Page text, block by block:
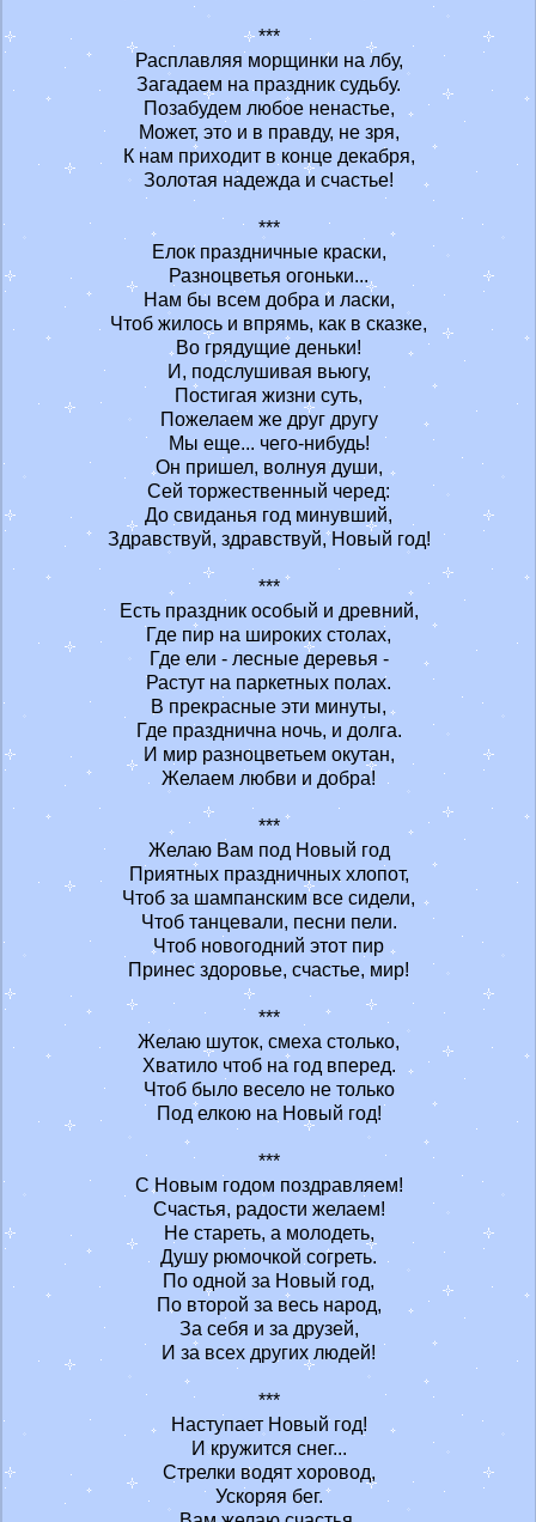
***
Расплавляя морщинки на лбу,
Загадаем на праздник судьбу.
Позабудем любое ненастье,
Может, это и в правду, не зря,
К нам приходит в конце декабря,
Золотая надежда и счастье!
***
Елок праздничные краски,
Разноцветья огоньки...
Нам бы всем добра и ласки,
Чтоб жилось и впрямь, как в сказке,
Во грядущие деньки!
И, подслушивая вьюгу,
Постигая жизни суть,
Пожелаем же друг другу
Мы еще... чего-нибудь!
Он пришел, волнуя души,
Сей торжественный черед:
До свиданья год минувший,
Здравствуй, здравствуй, Новый год!
***
Есть праздник особый и древний,
Где пир на широких столах,
Где ели - лесные деревья -
Растут на паркетных полах.
В прекрасные эти минуты,
Где празднична ночь, и долга.
И мир разноцветьем окутан,
Желаем любви и добра!
***
Желаю Вам под Новый год
Приятных праздничных хлопот,
Чтоб за шампанским все сидели,
Чтоб танцевали, песни пели.
Чтоб новогодний этот пир
Принес здоровье, счастье, мир!
***
Желаю шуток, смеха столько,
Хватило чтоб на год вперед.
Чтоб было весело не только
Под елкою на Новый год!
***
С Новым годом поздравляем!
Счастья, радости желаем!
Не стареть, а молодеть,
Душу рюмочкой согреть.
По одной за Новый год,
По второй за весь народ,
За себя и за друзей,
И за всех других людей!
***
Наступает Новый год!
И кружится снег...
Стрелки водят хоровод,
Ускоряя бег.